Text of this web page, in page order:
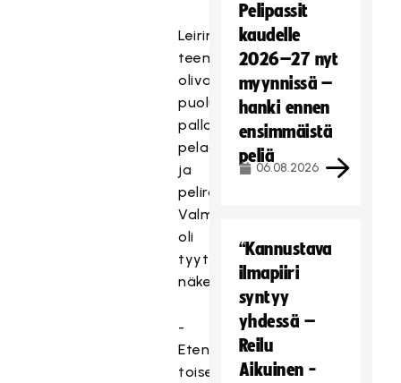
Leirin
teemoja
olivat
puolustuspelaaminen,
pallollinen
pelaaminen
ja
pelirohkeus.
Valmennus
oli
tyytyväinen
näkemäänsä.
-
Etenkin
toisessa
Pelipassit
kaudelle
2026–27 nyt
myynnissä –
hanki ennen
ensimmäistä
peliä
06.08.2026
“Kannustava
ilmapiiri
syntyy
yhdessä –
Reilu
Aikuinen -